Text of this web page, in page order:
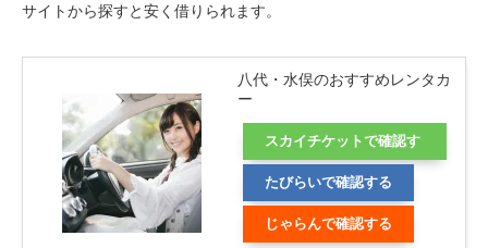
サイトから探すと安く借りられます。
八代・水俣のおすすめレンタカ
ー
スカイチケットで確認す
る
たびらいで確認する
じゃらんで確認する